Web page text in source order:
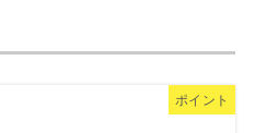
ポイント